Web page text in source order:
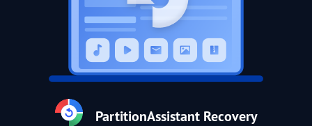
PartitionAssistant Recovery